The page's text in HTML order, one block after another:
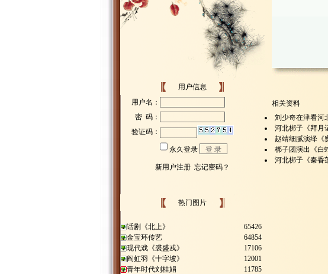
用户信息
热门图片
话剧《北上》
65426
金宝环传艺
64854
现代戏《裘盛戎》
17106
阎虹羽《十字坡》
12001
青年时代刘桂娟
11785
相关资料
刘少奇在津看河
河北梆子《拜月
赵靖细腻演绎《
梆子团演出《白
河北梆子《秦香